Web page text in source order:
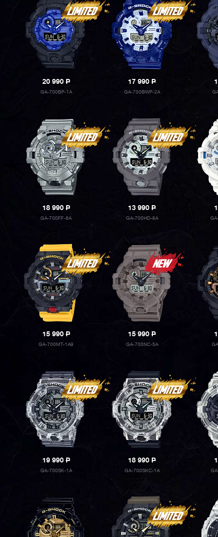
20 990P
GA-700BP-1A
17 990P
GA-700BWP-2A
18 990P
GA-700FF-8A
13 990P
GA-700HD-8A
15 990P
GA-700MT-1A9
15 990P
GA-700NC-5A
19 990P
GA-700SK-1A
18 990P
GA-700SKC-1A